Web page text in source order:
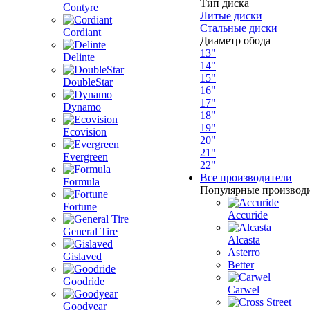
Contyre
Cordiant
Delinte
DoubleStar
Dynamo
Ecovision
Evergreen
Formula
Fortune
General Tire
Gislaved
Goodride
Goodyear
Тип диска
Литые диски
Стальные диски
Диаметр обода
13"
14"
15"
16"
17"
18"
19"
20"
21"
22"
Все производители
Популярные
Accuride
Alcasta
Asterro
Better
Carwel